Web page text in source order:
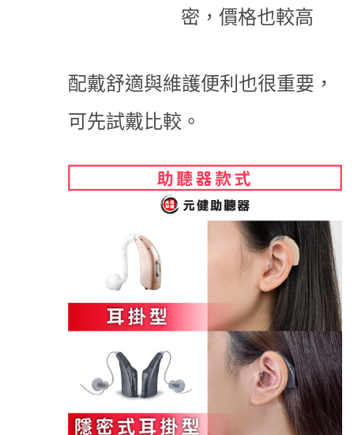
密，價格也較高
配戴舒適與維護便利也很重要，
可先試戴比較。